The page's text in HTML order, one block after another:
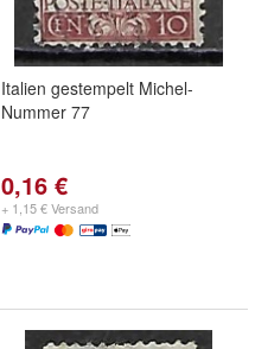
Italien gestempelt Michel-
Nummer 77
0,16 €
+ 1,15 € Versand